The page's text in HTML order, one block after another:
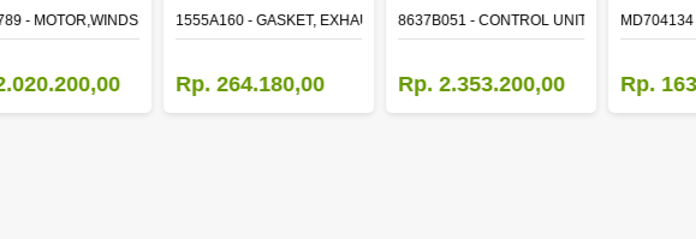
- MOTOR,WINDSHIELD WIPER1555A160 - GASKET, EXHAUST MANIFOLD
Rp. 264.180,00
8637B051 - CONTROL UNIT,TIME & ALARM
Rp. 2.353.200,00 Rp.